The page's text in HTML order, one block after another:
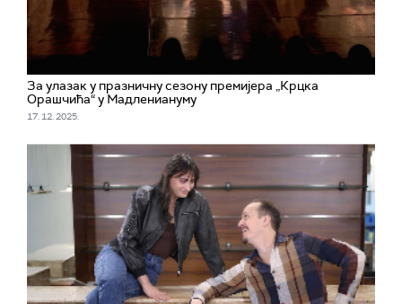
За улазак у празничну сезону премијера „Крцка
Орашчића“ у Мадлениануму
17. 12. 2025.